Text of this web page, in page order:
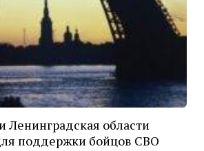
Ленинградская области
поддержки бойцов СВО